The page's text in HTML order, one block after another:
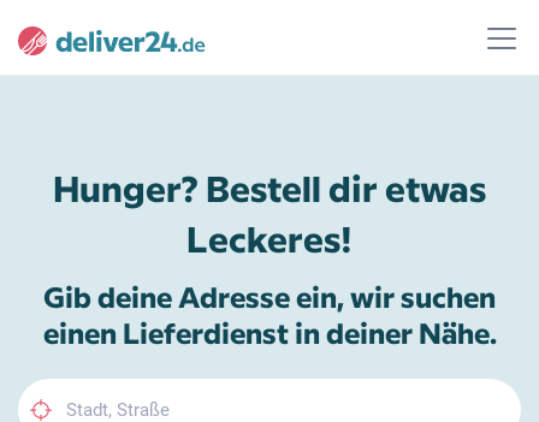
Hunger? Bestell dir etwas
Leckeres!
Gib deine Adresse ein, wir suchen
einen Lieferdienst in deiner Nähe.